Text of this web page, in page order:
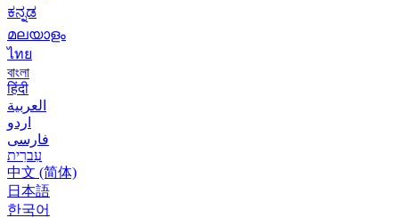
ಕನ್ನಡ
മലയാളം
ไทย
বাংলা
हिंदी
العربية
اردو
فارسی
עִברִית
中文 (简体)
日本語
한국어